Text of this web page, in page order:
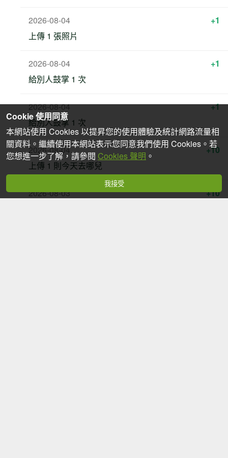
2026-08-04
+1
上傳 1 張照片
2026-08-04
+1
給別人鼓掌 1 次
2026-08-04
+1
給別人鼓掌 1 次
2026-08-04
+10
上傳 1 則今天去哪兒
2026-08-03
+10
Cookie 使用同意
本網站使用 Cookies 以提昇您的使用體驗及統計網路流量相
關資料。繼續使用本網站表示您同意我們使用 Cookies。若
您想進一步了解，請參閱 Cookies 聲明 。
我接受